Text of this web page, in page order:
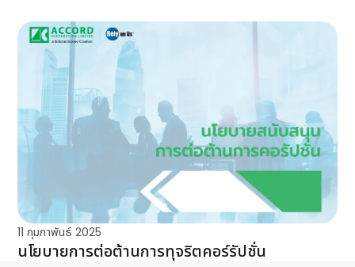
11 กุมภาพันธ์ 2025
นโยบายการต่อต้านการทุจริตคอร์รัปชั่น